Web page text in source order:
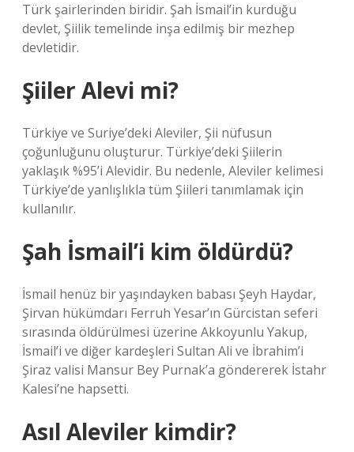
Türk şairlerinden biridir. Şah İsmail’in kurduğu
devlet, Şiilik temelinde inşa edilmiş bir mezhep
devletidir.
Şiiler Alevi mi?
Türkiye ve Suriye’deki Aleviler, Şii nüfusun
çoğunluğunu oluşturur. Türkiye’deki Şiilerin
yaklaşık %95’i Alevidir. Bu nedenle, Aleviler kelimesi
Türkiye’de yanlışlıkla tüm Şiileri tanımlamak için
kullanılır.
Şah İsmail’i kim öldürdü?
İsmail henüz bir yaşındayken babası Şeyh Haydar,
Şirvan hükümdarı Ferruh Yesar’ın Gürcistan seferi
sırasında öldürülmesi üzerine Akkoyunlu Yakup,
İsmail’i ve diğer kardeşleri Sultan Ali ve İbrahim’i
Şiraz valisi Mansur Bey Purnak’a göndererek İstahr
Kalesi’ne hapsetti.
Asıl Aleviler kimdir?